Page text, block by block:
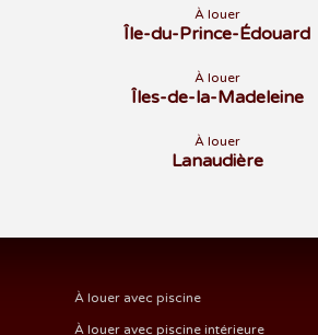
À louer
Île-du-Prince-Édouard
À louer
Îles-de-la-Madeleine
À louer
Lanaudière
À louer avec piscine
À louer avec piscine intérieure